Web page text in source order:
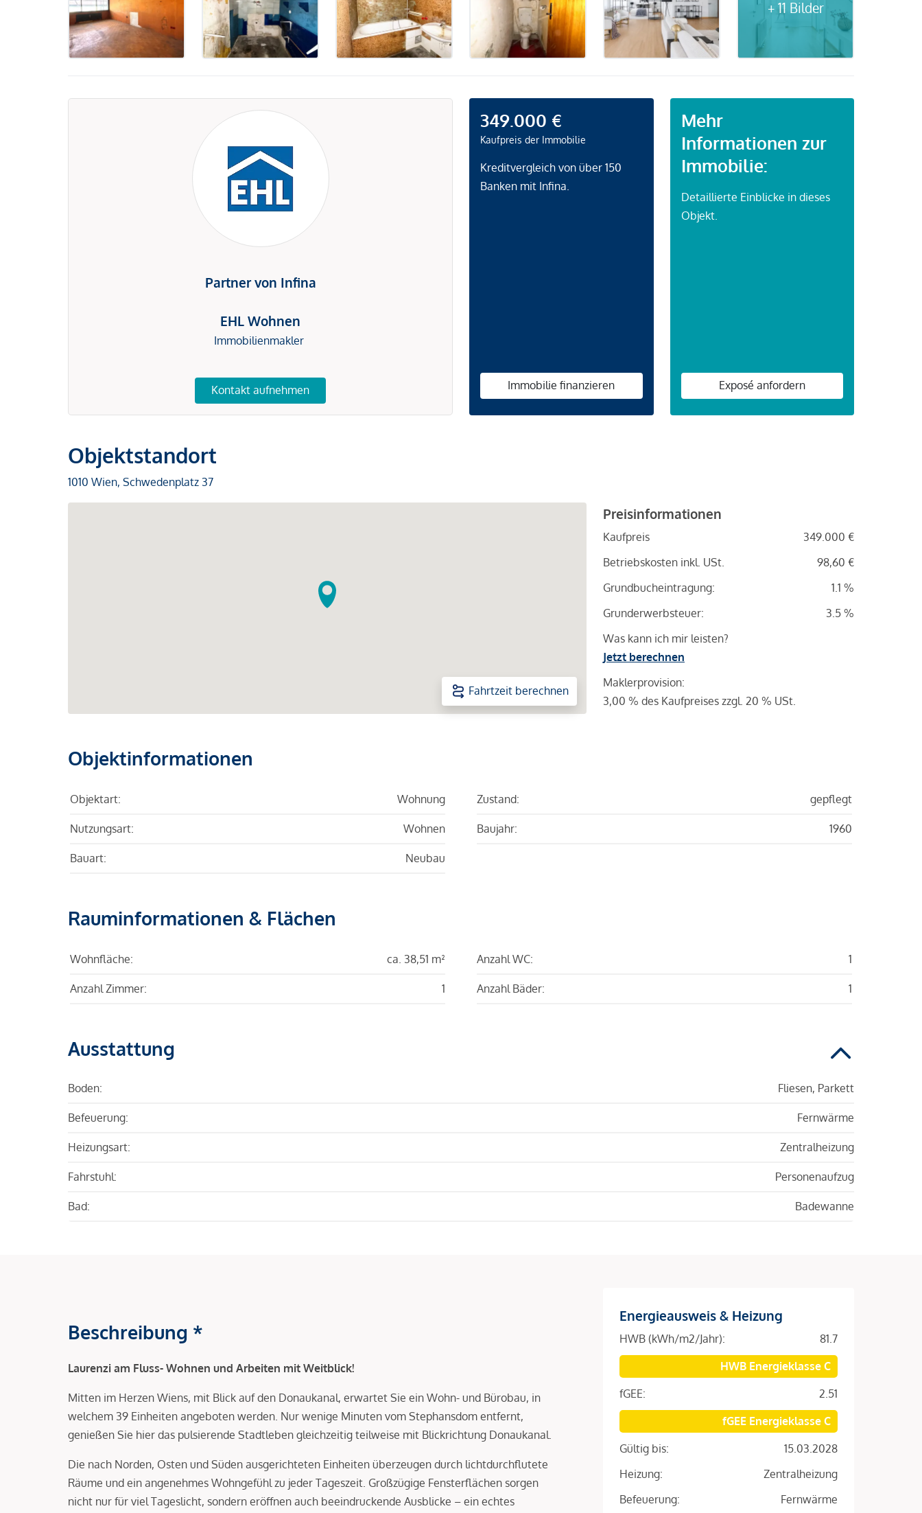
+ 11 Bilder
Partner von Infina
EHL Wohnen
Immobilienmakler
Kontakt aufnehmen
349.000 €
Kaufpreis der Immobilie
Kreditvergleich von über 150
Banken mit Infina.
Immobilie finanzieren
Mehr
Informationen zur
Immobilie:
Detaillierte Einblicke in dieses
Objekt.
Exposé anfordern
Objektstandort
1010 Wien, Schwedenplatz 37
Fahrtzeit berechnen
Preisinformationen
Kaufpreis
349.000 €
Betriebskosten inkl. USt.
98,60 €
Grundbucheintragung:
1.1 %
Grunderwerbsteuer:
3.5 %
Was kann ich mir leisten?
Jetzt berechnen
Maklerprovision:
3,00 % des Kaufpreises zzgl. 20 % USt.
Objektinformationen
Objektart: Wohnung
Nutzungsart: Wohnen
Bauart: Neubau
Zustand: gepflegt
Baujahr: 1960
Rauminformationen & Flächen
Wohnfläche: ca. 38,51 m²
Anzahl Zimmer: 1
Anzahl WC: 1
Anzahl Bäder: 1
Ausstattung
Boden: Fliesen, Parkett
Befeuerung: Fernwärme
Heizungsart: Zentralheizung
Fahrstuhl: Personenaufzug
Bad: Badewanne
Beschreibung *
Laurenzi am Fluss- Wohnen und Arbeiten mit Weitblick!
Mitten im Herzen Wiens, mit Blick auf den Donaukanal, erwartet Sie ein Wohn- und Bürobau, in
welchem 39 Einheiten angeboten werden. Nur wenige Minuten vom Stephansdom entfernt,
genießen Sie hier das pulsierende Stadtleben gleichzeitig teilweise mit Blickrichtung Donaukanal.
Die nach Norden, Osten und Süden ausgerichteten Einheiten überzeugen durch lichtdurchflutete
Räume und ein angenehmes Wohngefühl zu jeder Tageszeit. Großzügige Fensterflächen sorgen
nicht nur für viel Tageslicht, sondern eröffnen auch beeindruckende Ausblicke – ein echtes
Energieausweis & Heizung
HWB (kWh/m2/Jahr):
81.7
HWB Energieklasse C
fGEE:
2.51
fGEE Energieklasse C
Gültig bis:
15.03.2028
Heizung:
Zentralheizung
Befeuerung:
Fernwärme